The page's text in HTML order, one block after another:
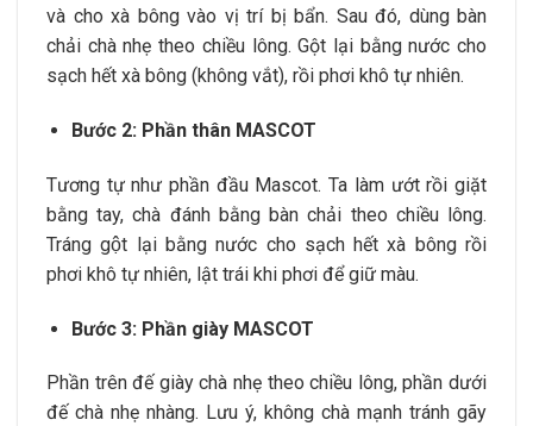
và cho xà bông vào vị trí bị bẩn. Sau đó, dùng bàn
chải chà nhẹ theo chiều lông. Gột lại bằng nước cho
sạch hết xà bông (không vắt), rồi phơi khô tự nhiên.
Bước 2: Phần thân MASCOT
Tương tự như phần đầu Mascot. Ta làm ướt rồi giặt
bằng tay, chà đánh bằng bàn chải theo chiều lông.
Tráng gột lại bằng nước cho sạch hết xà bông rồi
phơi khô tự nhiên, lật trái khi phơi để giữ màu.
Bước 3: Phần giày MASCOT
Phần trên đế giày chà nhẹ theo chiều lông, phần dưới
đế chà nhẹ nhàng. Lưu ý, không chà mạnh tránh gãy